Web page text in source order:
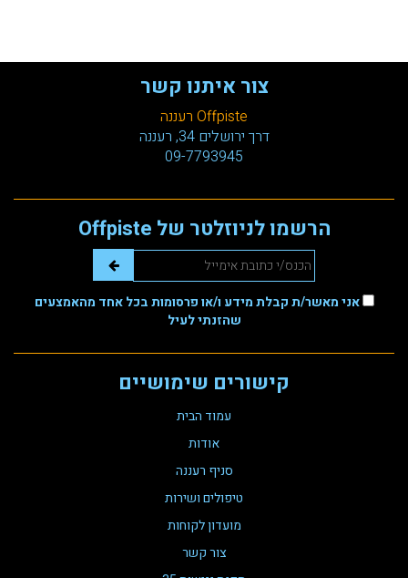
קישורים שימושיים
עמוד הבית
אודות
סניף רעננה
טיפולים ושירות
מועדון לקוחות
צור קשר
הרשמו לניוזלטר של Offpiste
אני מאשר/ת קבלת מידע ו/או פרסומות בכל אחד מהאמצעים
שהזנתי לעיל
צור איתנו קשר
Offpiste רעננה
דרך ירושלים 34, רעננה
09-7793945